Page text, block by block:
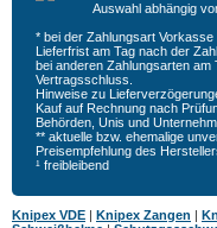
Auswahl abhängig
* bei der Zahlungsart Vorkasse
Lieferfrist am Tag nach der
bei anderen Zahlungsarten am
Vertragsschluss.
Hinweise zu
Kauf auf Rechnung nach
Behörden, Unis und
** aktuelle bzw. ehemalige
Preisempfehlung des
¹ freibleibend
Knipex VDE | Knipex Zangen |